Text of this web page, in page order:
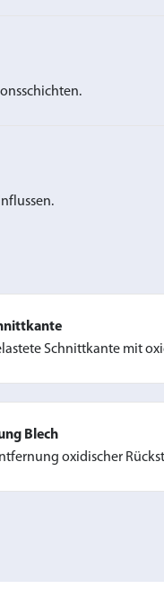
Schnittkante mit
Blech
oxidischer